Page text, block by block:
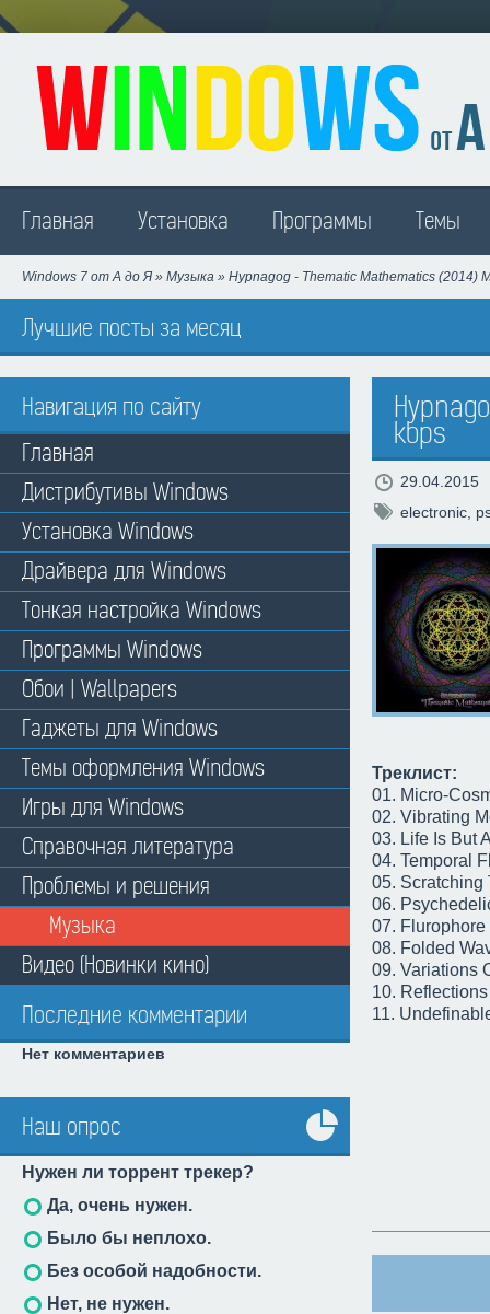
Главная Установка Программы Темы
Windows 7 от А до Я » Музыка » Hypnagog - Thematic Mathematics (2014)
Лучшие посты за месяц
Навигация по сайту
Главная
Дистрибутивы Windows
Установка Windows
Драйвера для Windows
Тонкая настройка Windows
Программы Windows
Обои | Wallpapers
Гаджеты для Windows
Темы оформления Windows
Игры для Windows
Справочная литература
Проблемы и решения
Музыка
Видео (Новинки кино)
Последние комментарии
Нет комментариев
Наш опрос
Все
Нужен ли торрент трекер?
Да, очень нужен.
Было бы неплохо.
Без особой надобности.
Нет, не нужен.
kbps
29.04.2015
electronic
Треклист:
01. Micro-
02. Vibrating
03. Life Is But
04. Temporal
05. Scratching
06.
07. Flurophore
08. Folded
09. Variations
10.
11.